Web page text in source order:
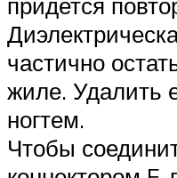
придется
частично
жиле. Удалить
ногтем.
Чтобы